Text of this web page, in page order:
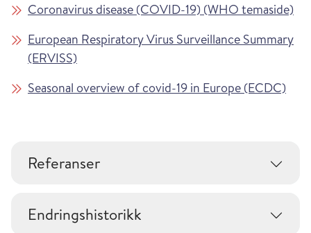
Coronavirus disease (COVID-19) (WHO temaside)
European Respiratory Virus Surveillance Summary
(ERVISS)
Seasonal overview of covid-19 in Europe (ECDC)
Referanser
Endringshistorikk